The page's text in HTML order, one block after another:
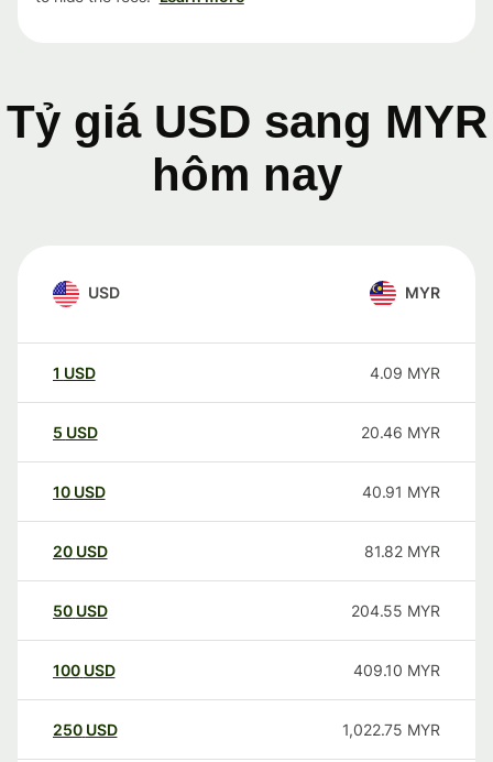
Tỷ giá USD sang MYR
hôm nay
USD MYR
1 USD 4.09 MYR
5 USD 20.46 MYR
10 USD 40.91 MYR
20 USD 81.82 MYR
50 USD 204.55 MYR
100 USD 409.10 MYR
250 USD 1,022.75 MYR